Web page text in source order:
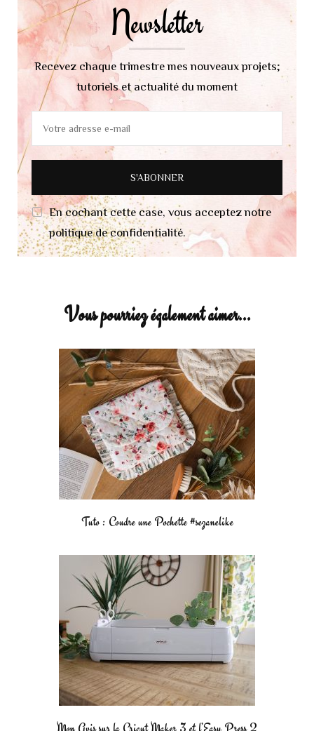
Newsletter
Recevez chaque trimestre mes nouveaux projets;
tutoriels et actualité du moment
En cochant cette case, vous acceptez notre
politique de confidentialité.
Vous pourriez également aimer...
Tuto : Coudre une Pochette #sezanelike